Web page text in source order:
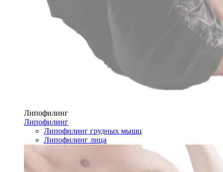
Липофилинг
Липофилинг
Липофилинг грудных мышц
Липофилинг лица